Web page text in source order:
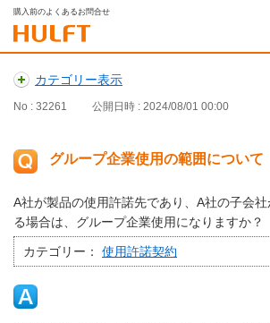
購入前のよくあるお問合せ
カテゴリー表示
No : 32261 公開日時 : 2024/08/01 00:00
グループ企業使用の範囲について
A社が製品の使用許諾先であり、A社の子会
る場合は、グループ企業使用になりますか？
カテゴリー： 使用許諾契約